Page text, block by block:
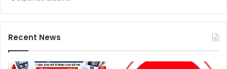
Recent News